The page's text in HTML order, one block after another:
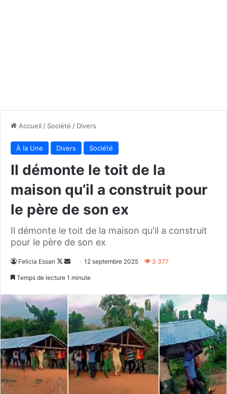
Accueil / Société / Divers
À la Une Divers Société
Il démonte le toit de la
maison qu’il a construit pour
le père de son ex
Il démonte le toit de la maison qu'il a construit
pour le père de son ex
Felicia Essan
Follow
Envoyer12 septembre 2025 3 377
Temps de lecture 1 minute